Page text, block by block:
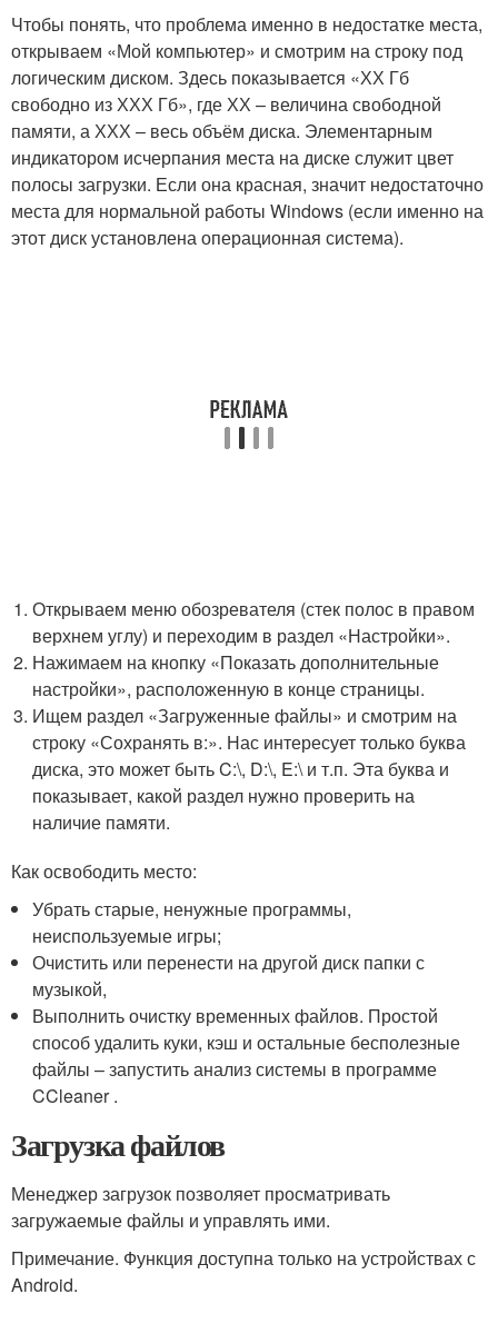
Чтобы понять, что проблема именно в недостатке места,
открываем «Мой компьютер» и смотрим на строку под
логическим диском. Здесь показывается «ХХ Гб
свободно из ХХХ Гб», где ХХ – величина свободной
памяти, а ХХХ – весь объём диска. Элементарным
индикатором исчерпания места на диске служит цвет
полосы загрузки. Если она красная, значит недостаточно
места для нормальной работы Windows (если именно на
этот диск установлена операционная система).
Открываем меню обозревателя (стек полос в правом
верхнем углу) и переходим в раздел «Настройки».
Нажимаем на кнопку «Показать дополнительные
настройки», расположенную в конце страницы.
Ищем раздел «Загруженные файлы» и смотрим на
строку «Сохранять в:». Нас интересует только буква
диска, это может быть C:\, D:\, E:\ и т.п. Эта буква и
показывает, какой раздел нужно проверить на
наличие памяти.
Как освободить место:
Убрать старые, ненужные программы,
неиспользуемые игры;
Очистить или перенести на другой диск папки с
музыкой,
Выполнить очистку временных файлов. Простой
способ удалить куки, кэш и остальные бесполезные
файлы – запустить анализ системы в программе
CCleaner .
Загрузка файлов
Менеджер загрузок позволяет просматривать
загружаемые файлы и управлять ими.
Примечание. Функция доступна только на устройствах с
Android.